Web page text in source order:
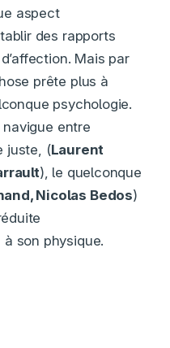
aspect
des rapports
Mais par
prête plus à
psychologie.
navigue entre
juste, (Laurent
), le quelconque
Nicolas Bedos)
son physique.